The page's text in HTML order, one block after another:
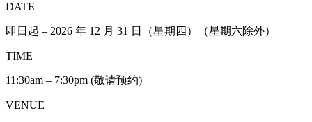
DATE
即日起 – 2026 年 12 月 31 日（星期四）（星期六除外）
TIME
11:30am – 7:30pm (敬请预约)
VENUE